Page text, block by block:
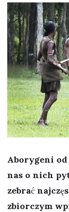
Aborygeni od
nas o nich
zebrać
zbiorczym